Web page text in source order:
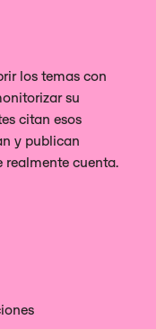
los temas con
su
citan esos
y publican
cuenta.